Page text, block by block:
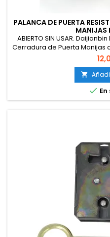
PALANCA DE PUERTA
MANIJAS
ABIERTO SIN USAR.
Cerradura de Puerta Manijas
de Puerta de Entrada Juego
y

